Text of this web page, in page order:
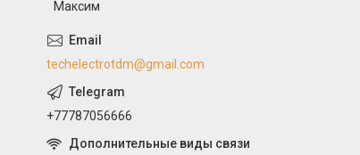
Максим
techelectrotdm@gmail.com
+77787056666